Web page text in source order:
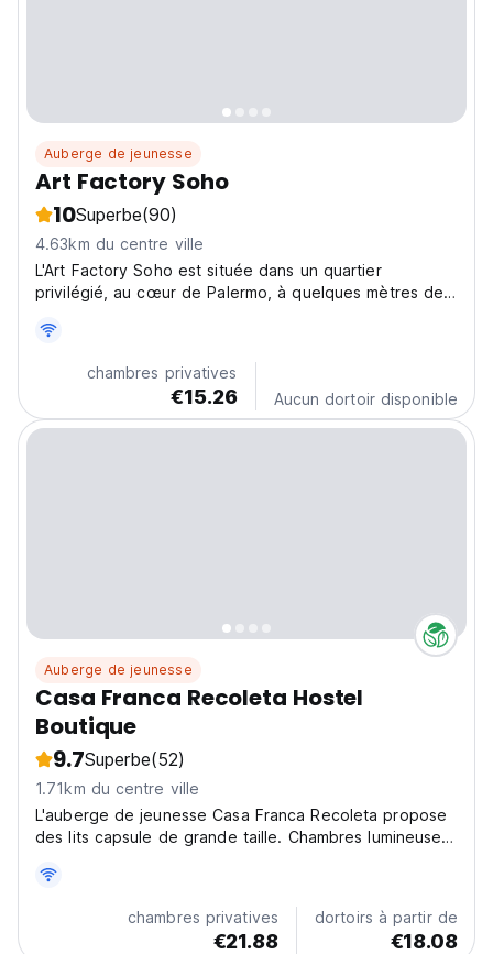
Auberge de jeunesse
Art Factory Soho
10Superbe(90)
4.63km du centre ville
L'Art Factory Soho est située dans un quartier
privilégié, au cœur de Palermo, à quelques mètres de
chambres privatives
€15.26 Aucun dortoir disponible
Auberge de jeunesse
Casa Franca Recoleta Hostel
Boutique
9.7Superbe(52)
1.71km du centre ville
L'auberge de jeunesse Casa Franca Recoleta propose
des lits capsule de grande taille. Chambres lumineuses
salles de bains communes.
chambres privatives
€21.88
dortoirs à partir de
€18.08